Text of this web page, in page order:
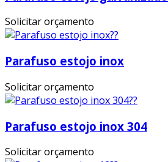
Solicitar orçamento
Parafuso estojo inox
Solicitar orçamento
Parafuso estojo inox 304
Solicitar orçamento